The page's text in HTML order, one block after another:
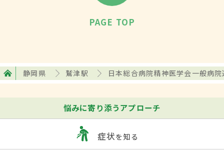
PAGE TOP
静岡県 鷲津駅 日本総合病院精神医学会一般病
悩みに寄り添うアプローチ
症状を知る